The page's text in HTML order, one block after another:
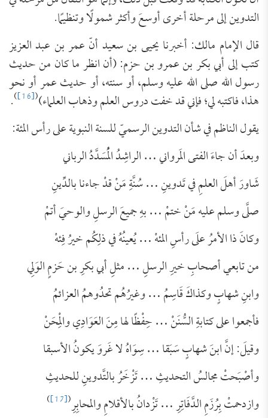
التدوين إلى مرحلة أخرى أوسعَ وأكثر شمولًا وتنظيمًا.
قال الإمام مالك: أخبرنا يحيى بن سعيد أنّ عمر بن عبد العزيز
كتب إلى أبي بكر بن عمرو بن حزم: (أن انظر ما كان من حديث
رسول الله صلى الله عليه وسلم، أو سنته، أو حديث عمر أو نحو
هذا، فاكتبه لي؛ فإني قد خفت دروس العلم وذهاب العلماء)(
[16]
)
.
يقول الناظم في شأن التدوين الرسميّ للسنة النبوية على رأس المئة:
وبعدَ أن جاءَ الفتى المَرواني … الراشِدُ الْمُسَدَّدُ الرباني
شَاورَ أهلَ العلمِ في تَدوينِ … سُنَّةِ مَنْ قدْ جاءنا بالدِّينِ
صلَّى وسلم عليه مَنْ ختمْ … بهِ جميعَ الرسلِ والوحيَ أتمْ
وكانَ ذا الأمرُ علَى رأسِ المئهْ … يُعينُهُ في ذلِكُم خيرُ فِئهْ
من تابعي أصحابِ خيرِ الرسلِ … مثلِ أبي بكرِ بن حَزمٍ الوَلِي
وابنِ شهابٍ وكذاكَ قَاسِمُ … وغيرُهُم تحدُوهمُ العزائمُ
فأجمعوا على كتابةِ السُّنَنْ … حِفْظًا لها مِنَ العَوَادِي والْمِحَنْ
وقيلَ: إنَّ ابنَ شهابٍ سَبَقا … سِوَاهُ لا غَروَ يكونُ الأسبقا
وأصْبَحتْ مجالسُ التحديثِ … تَزْخَرُ بالتَّدوينِ للحديثِ
وازدحمتْ بِرُزَمِ الدَّفَاتِرِ … تَزْدانُ بالأقلامِ والمحابِرِ(
[17]
)